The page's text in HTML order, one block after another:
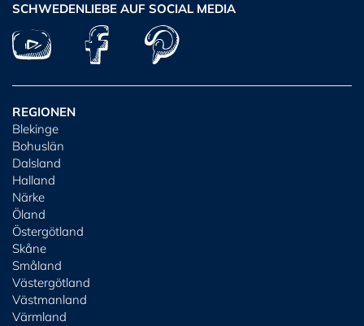
SCHWEDENLIEBE AUF SOCIAL MEDIA
REGIONEN
Blekinge
Bohuslän
Dalsland
Halland
Närke
Öland
Östergötland
Skåne
Småland
Västergötland
Västmanland
Värmland